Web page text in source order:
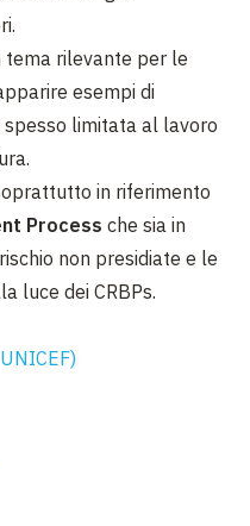
tema rilevante per le
esempi di
limitata al lavoro
in riferimento
Process che sia in
non presidiate e le
luce dei CRBPs.